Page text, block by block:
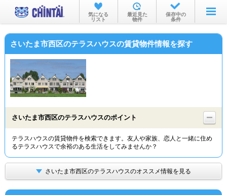
お部屋を探す
沿線・駅から
物件特集から
TOP
気になる
リスト
最近見た
物件
保存中の
条件
さいたま市西区のテラスハウスの賃貸物件情報を探す
さいたま市西区のテラスハウスのポイント
テラスハウスの賃貸物件を検索できます。友人や家族、恋人と一緒に住め
るテラスハウスで余裕のある生活をしてみませんか？
さいたま市西区のテラスハウスのオススメ情報を見る